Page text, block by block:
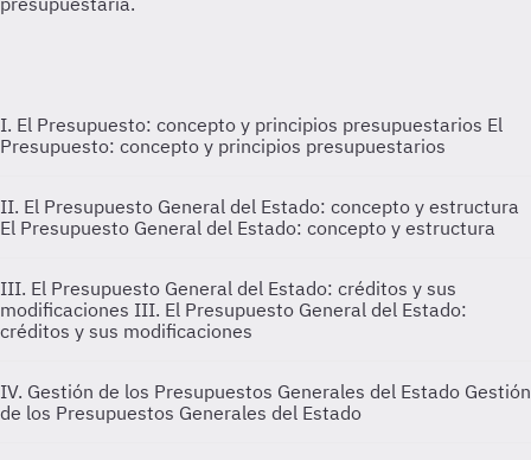
I. El Presupuesto: concepto y principios presupuestarios El
Presupuesto: concepto y principios presupuestarios
II. El Presupuesto General del Estado: concepto y estructura
El Presupuesto General del Estado: concepto y estructura
III. El Presupuesto General del Estado: créditos y sus
modificaciones III. El Presupuesto General del Estado:
créditos y sus modificaciones
IV. Gestión de los Presupuestos Generales del Estado Gestión
de los Presupuestos Generales del Estado